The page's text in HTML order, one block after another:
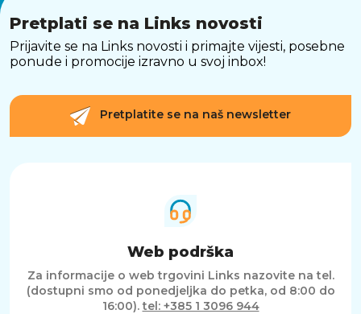
Pretplati se na Links novosti
Prijavite se na Links novosti i primajte vijesti, posebne
ponude i promocije izravno u svoj inbox!
Pretplatite se na naš newsletter
Web podrška
Za informacije o web trgovini Links nazovite na tel.
(dostupni smo od ponedjeljka do petka, od 8:00 do
16:00).tel: +385 1 3096 944